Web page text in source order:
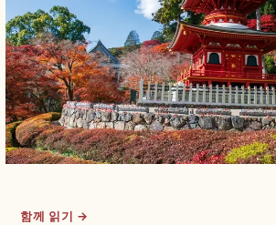
함께 읽기 →